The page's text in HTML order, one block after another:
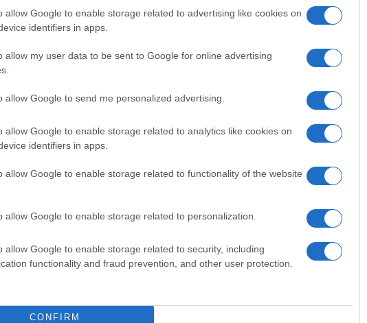
allow Google to enable storage related to advertising like cookies on
identifiers in apps.
allow my user data to be sent to Google for online advertising
allow Google to send me personalized advertising.
allow Google to enable storage related to analytics like cookies on
identifiers in apps.
allow Google to enable storage related to functionality of the website
allow Google to enable storage related to personalization.
allow Google to enable storage related to security, including
functionality and fraud prevention, and other user protection.
CONFIRM
a sostegno di progetti per l’utilizzo
di questo articolo)
dettaglio
per scegliere Edison come proprio
compilare l
anagrafici dell’ intestatario. Quanto ai
occorrono circa 2 mesi dall
Edison Sweet? Attivando l’offerta ci si
energia (per la luce) e della materia
in bolletta. Insomma: in due anni si
per una bolletta dolce come non mai. In
o solo di Edison Sweet Gas, il bonus in
anni.